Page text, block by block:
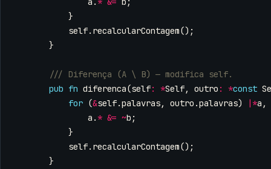
}
self. recalcularContagem();
}
pub fn diferenca(self: *Self, outro : *const
for (&self.palavras, outro .palavras) |*a ,
a . * &= ~b ;
}
self. recalcularContagem();
}